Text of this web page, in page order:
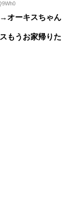
オーキスちゃん
もうお家帰りた